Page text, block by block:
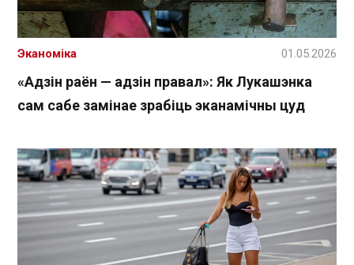
«Адзін раён — адзін правал»: Як Лукашэнка
сам сабе замінае зрабіць эканамічны цуд
Эканоміка 01.05.2026